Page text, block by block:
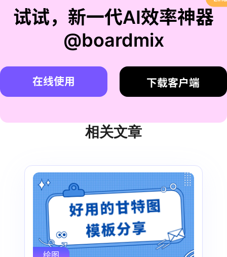
试试，新一代AI效率神器
@boardmix
在线使用 下载客户端
相关文章
绘图